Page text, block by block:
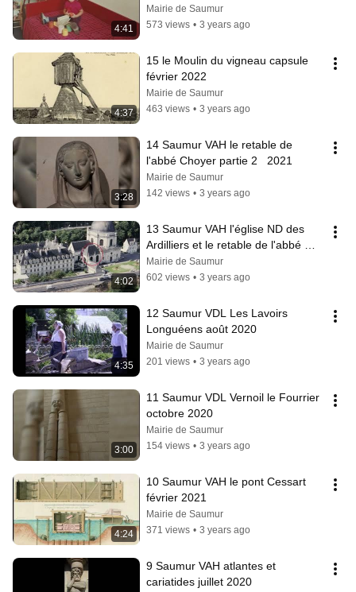
4:41
Mairie de Saumur
573 views • 3 years ago
4:37
15 le Moulin du vigneau capsule
février 2022
Mairie de Saumur
463 views • 3 years ago
3:28
14 Saumur VAH le retable de
l'abbé Choyer partie 2   2021
Mairie de Saumur
142 views • 3 years ago
4:02
13 Saumur VAH l'église ND des
Ardilliers et le retable de l'abbé
Choyer partie 1   2021
Mairie de Saumur
602 views • 3 years ago
4:35
12 Saumur VDL Les Lavoirs
Longuéens août 2020
Mairie de Saumur
201 views • 3 years ago
3:00
11 Saumur VDL Vernoil le Fourrier
octobre 2020
Mairie de Saumur
154 views • 3 years ago
4:24
10 Saumur VAH le pont Cessart
février 2021
Mairie de Saumur
371 views • 3 years ago
9 Saumur VAH atlantes et
cariatides juillet 2020